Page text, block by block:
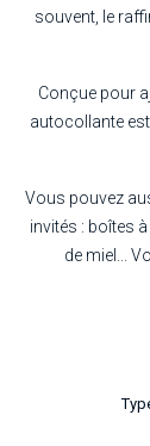
souvent, le
Conçue pour
autocollante
Vous pouvez
invités : boîtes
de miel...